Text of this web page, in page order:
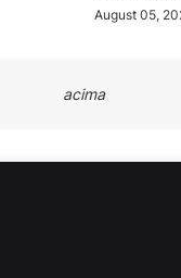
August 05,
acima